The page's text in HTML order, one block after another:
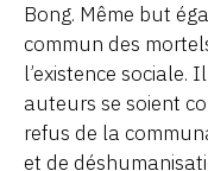
Bong. Même but
commun des
l’existence sociale.
auteurs se soient
refus de la
et de